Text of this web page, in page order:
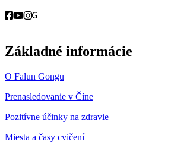
Základné informácie
O Falun Gongu
Prenasledovanie v Číne
Pozitívne účinky na zdravie
Miesta a časy cvičení